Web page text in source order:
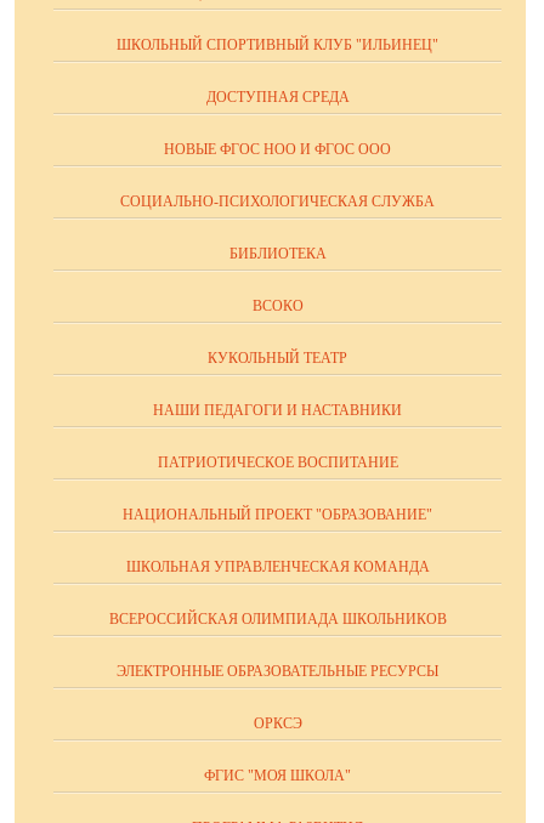
ШКОЛЬНЫЙ СПОРТИВНЫЙ КЛУБ "ИЛЬИНЕЦ"
ДОСТУПНАЯ СРЕДА
НОВЫЕ ФГОС НОО И ФГОС ООО
СОЦИАЛЬНО-ПСИХОЛОГИЧЕСКАЯ СЛУЖБА
БИБЛИОТЕКА
ВСОКО
КУКОЛЬНЫЙ ТЕАТР
НАШИ ПЕДАГОГИ И НАСТАВНИКИ
ПАТРИОТИЧЕСКОЕ ВОСПИТАНИЕ
НАЦИОНАЛЬНЫЙ ПРОЕКТ "ОБРАЗОВАНИЕ"
ШКОЛЬНАЯ УПРАВЛЕНЧЕСКАЯ КОМАНДА
ВСЕРОССИЙСКАЯ ОЛИМПИАДА ШКОЛЬНИКОВ
ЭЛЕКТРОННЫЕ ОБРАЗОВАТЕЛЬНЫЕ РЕСУРСЫ
ОРКСЭ
ФГИС "МОЯ ШКОЛА"